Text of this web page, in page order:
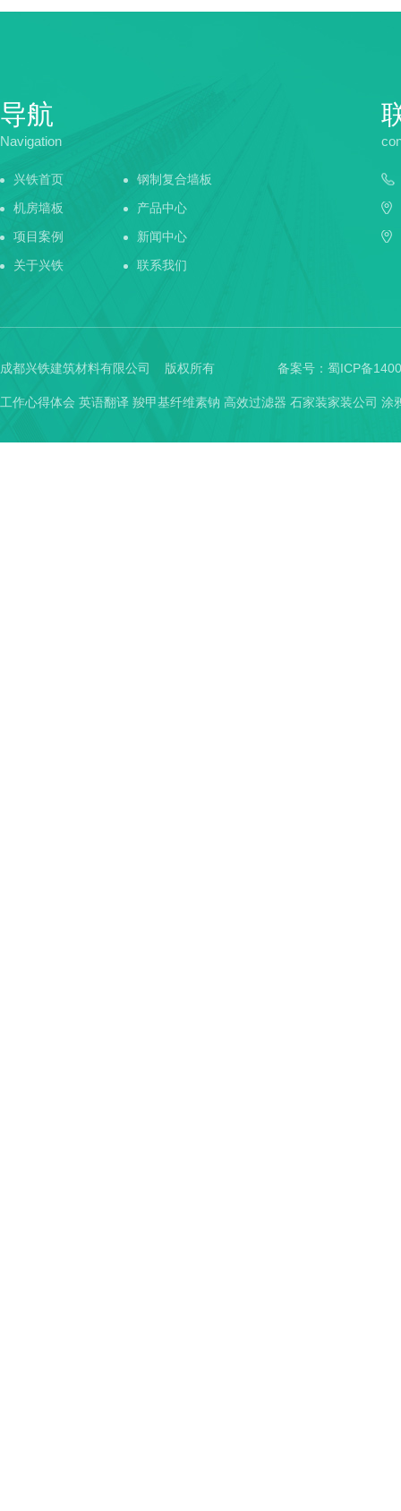
导航
Navigation
兴铁首页
钢制复合墙板
机房墙板
产品中心
项目案例
新闻中心
关于兴铁
联系我们
成都兴铁建筑材料有限公司 版权所有 备案号： 蜀ICP备
工作心得体会 英语翻译 羧甲基纤维素钠 高效过滤器 石家装家装公司 涂